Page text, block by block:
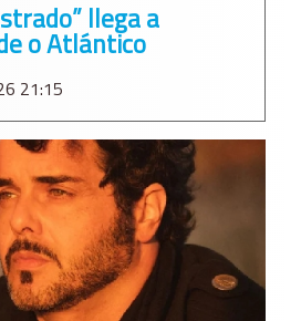
llega a
o Atlántico
21:15